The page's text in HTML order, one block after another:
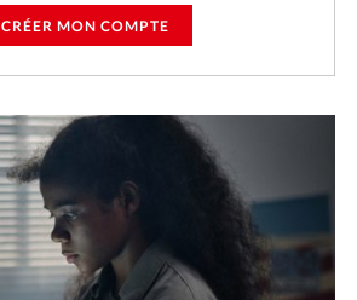
CRÉER MON COMPTE